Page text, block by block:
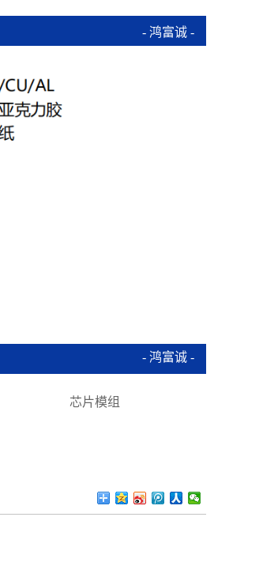
- 鸿富诚 -
- 鸿富诚 -
芯片模组